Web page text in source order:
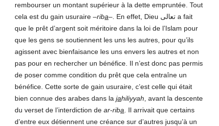
rembourser un montant supérieur à la dette empruntée. Tout
cela est du gain usuraire –riba–. En effet, Dieu تعالى a fait
que le prêt d’argent soit méritoire dans la loi de l’Islam pour
que les gens se soutiennent les uns les autres, pour qu’ils
agissent avec bienfaisance les uns envers les autres et non
pas pour en rechercher un bénéfice. Il n’est donc pas permis
de poser comme condition du prêt que cela entraîne un
bénéfice. Cette sorte de gain usuraire, c’est celle qui était
bien connue des arabes dans la jahiliyyah , avant la descente
du verset de l’interdiction de ar‑riba . Il arrivait que certains
d’entre eux détiennent une créance sur d’autres jusqu’à un